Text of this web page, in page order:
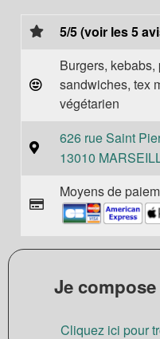
5/5 (voir les 5
Burgers,
sandwiches, tex
végétarien
626 rue Saint
13010
Moyens de
Je
Cliquez ici pour